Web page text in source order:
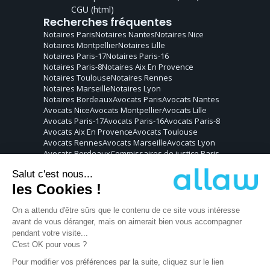
CGU (html)
Recherches fréquentes
Notaires ParisNotaires NantesNotaires Nice
Notaires MontpellierNotaires Lille
Notaires Paris-17Notaires Paris-16
Notaires Paris-8Notaires Aix En Provence
Notaires ToulouseNotaires Rennes
Notaires MarseilleNotaires Lyon
Notaires BordeauxAvocats ParisAvocats Nantes
Avocats NiceAvocats MontpellierAvocats Lille
Avocats Paris-17Avocats Paris-16Avocats Paris-8
Avocats Aix En ProvenceAvocats Toulouse
Avocats RennesAvocats MarseilleAvocats Lyon
AvocatsBordeauxCommissaires de justiceParis
Commissaires de justice
Commissaires de justice
Montpellier
Commissaires de justice
Commissaires de justiceParis-17
Commissaires de justice Paris-16
Commissaires de justice
Commissaires de justice
Commissaires de justice
Commissaires de justice Rennes